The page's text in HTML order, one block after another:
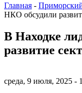
Главная -
НКО обсудили
В Находке
развитие
среда, 9 июля, 2025 -